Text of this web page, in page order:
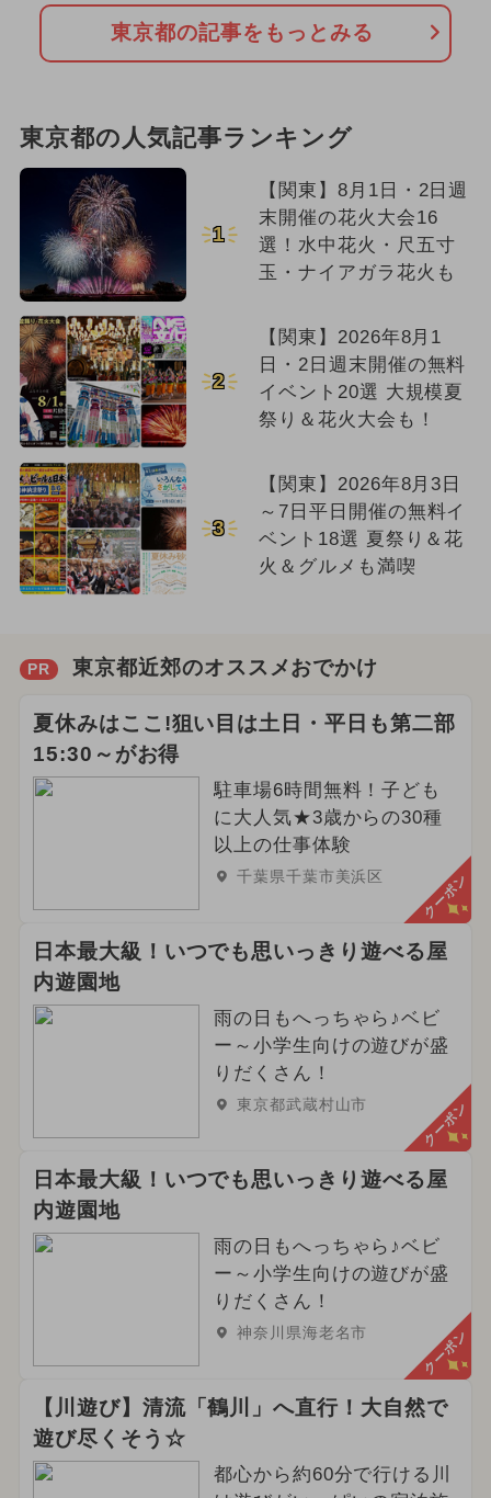
東京都の記事をもっとみる
東京都の人気記事ランキング
1
【関東】8月1日・2日週
末開催の花火大会16
選！水中花火・尺五寸
玉・ナイアガラ花火も
2
【関東】2026年8月1
日・2日週末開催の無料
イベント20選 大規模夏
祭り＆花火大会も！
3
【関東】2026年8月3日
～7日平日開催の無料イ
ベント18選 夏祭り＆花
火＆グルメも満喫
PR 東京都近郊のオススメおでかけ
夏休みはここ!狙い目は土日・平日も第二部
15:30～がお得
駐車場6時間無料！子ども
に大人気★3歳からの30種
以上の仕事体験
千葉県千葉市美浜区 クーポン
日本最大級！いつでも思いっきり遊べる屋
内遊園地
雨の日もへっちゃら♪ベビ
ー～小学生向けの遊びが盛
りだくさん！
東京都武蔵村山市 クーポン
日本最大級！いつでも思いっきり遊べる屋
内遊園地
雨の日もへっちゃら♪ベビ
ー～小学生向けの遊びが盛
りだくさん！
神奈川県海老名市 クーポン
【川遊び】清流「鶴川」へ直行！大自然で
遊び尽くそう☆
都心から約60分で行ける川